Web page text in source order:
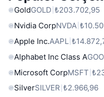
GoldGOLD ₺203.702,95
Nvidia CorpNVDA
Apple Inc.AAPL
Alphabet Inc Class A
Microsoft CorpMSFT
SilverSILVER ₺2.966,96